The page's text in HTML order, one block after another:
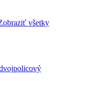
všetky